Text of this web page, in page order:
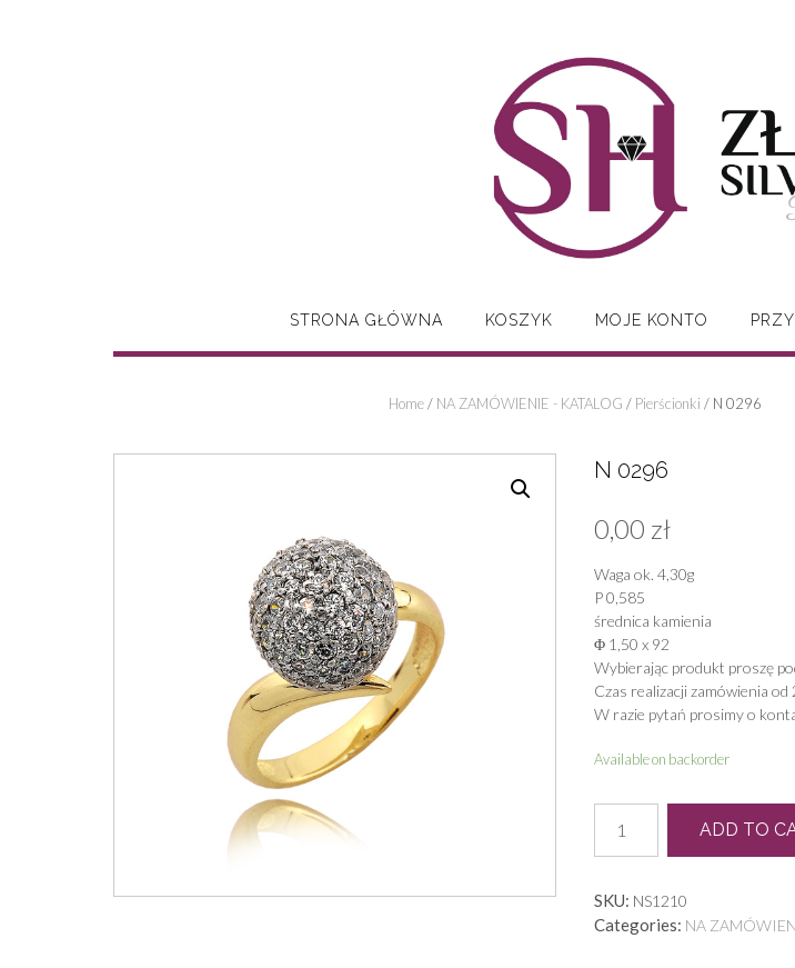
STRONA GŁÓWNA KOSZYK MOJE KONTO
Home/ NA ZAMÓWIENIE - KATALOG / Pierścionki / N 0296
N 0296
0,00 zł
Waga ok. 4,30g
P 0,585
średnica kamienia
Φ 1,50 x 92
Wybierając produkt proszę
Czas realizacji zamówienia
W razie pytań prosimy o
Available on backorder
0296
quantity
ADD TO
SKU: NS1210
Categories: NA